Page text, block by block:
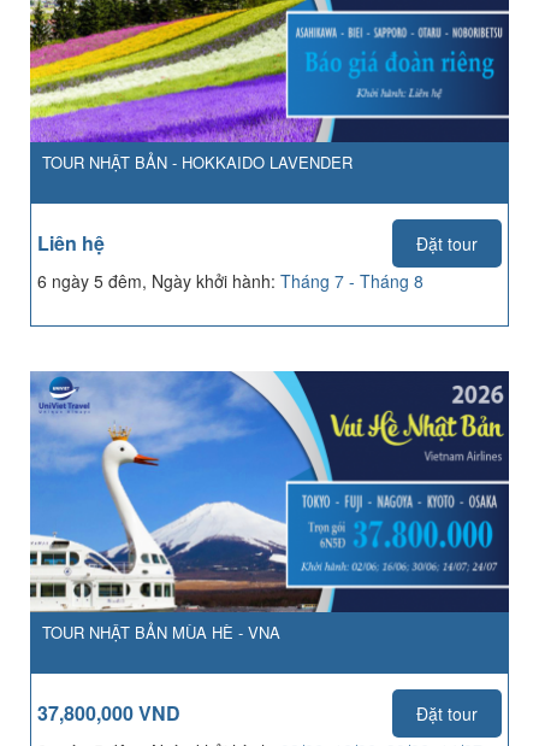
TOUR NHẬT BẢN - HOKKAIDO LAVENDER
Liên hệ
Đặt tour
6 ngày 5 đêm, Ngày khởi hành: Tháng 7 - Tháng 8
TOUR NHẬT BẢN MÙA HÈ - VNA
37,800,000 VND
Đặt tour